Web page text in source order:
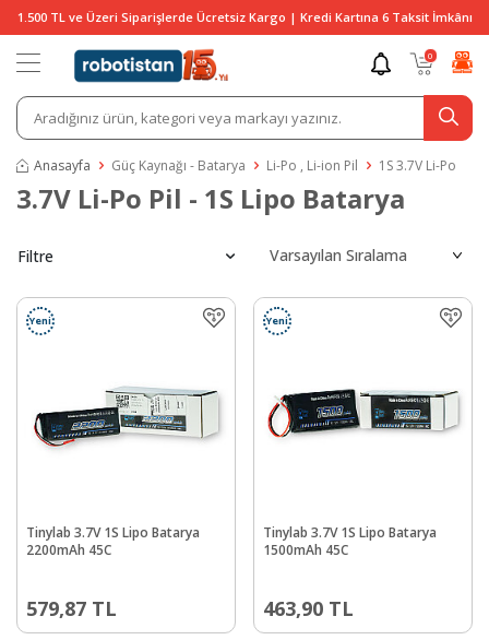
1.500 TL ve Üzeri Siparişlerde Ücretsiz Kargo | Kredi Kartına 6 Taksit İmkânı
0
Anasayfa Güç Kaynağı - Batarya Li-Po , Li-ion Pil 1S 3.7V Li-Po
3.7V Li-Po Pil - 1S Lipo Batarya
Filtre
Yeni
Tinylab 3.7V 1S Lipo Batarya
2200mAh 45C
579,87 TL
Yeni
Tinylab 3.7V 1S Lipo Batarya
1500mAh 45C
463,90 TL